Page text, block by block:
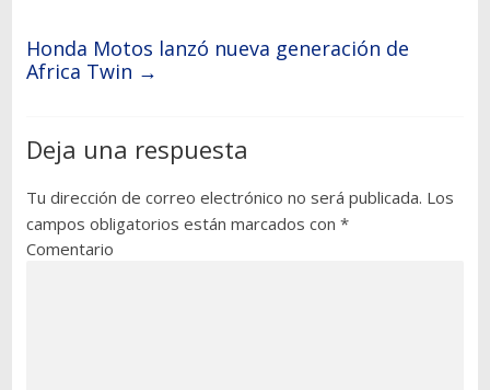
Honda Motos lanzó nueva generación de
Africa Twin →
Deja una respuesta
Tu dirección de correo electrónico no será publicada. Los
campos obligatorios están marcados con *
Comentario